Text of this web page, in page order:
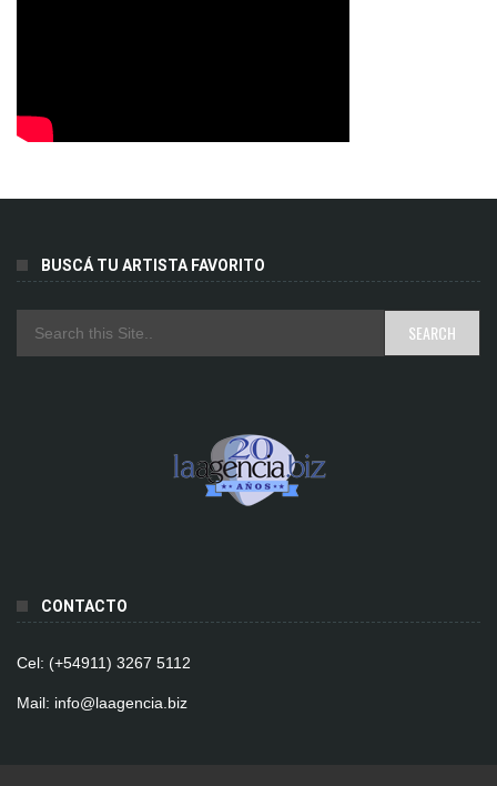
BUSCÁ TU ARTISTA FAVORITO
CONTACTO
Cel: (+54911) 3267 5112
Mail: info@laagencia.biz